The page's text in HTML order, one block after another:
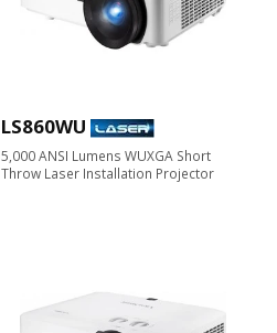
LS860WU
5,000 ANSI Lumens WUXGA Short
Throw Laser Installation Projector